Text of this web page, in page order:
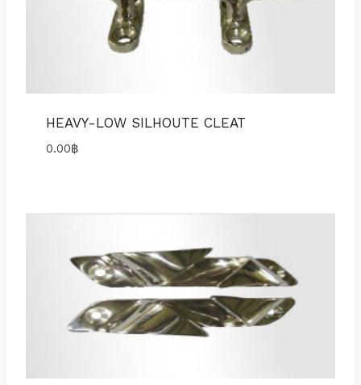
HEAVY-LOW SILHOUTE CLEAT
0.00฿